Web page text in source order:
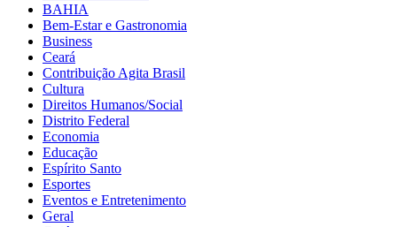
BAHIA
Bem-Estar e Gastronomia
Business
Ceará
Contribuição Agita Brasil
Cultura
Direitos Humanos/Social
Distrito Federal
Economia
Educação
Espírito Santo
Esportes
Eventos e Entretenimento
Geral